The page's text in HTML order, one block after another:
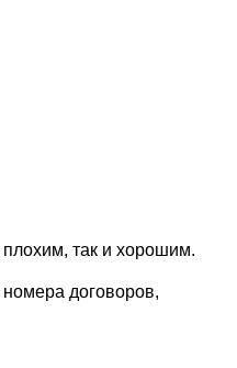
так и хорошим.
договоров,